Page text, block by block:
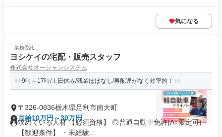
気になる
業務委託
ヨシケイの宅配・販売スタッフ
株式会社オーシャンシステム
9時～17時/土日休み/残業ほぼなし/再配達がなく効率的！
〒326-0836栃木県足利市南大町
月給10万円～30万円
求めている人材 【必須資格】 ◎普通自動車免許(AT限定可)
【歓迎条件】 ・未経験...